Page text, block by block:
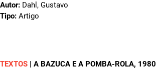
Autor: Dahl, Gustavo
Tipo: Artigo
TEXTOS | A BAZUCA E A POMBA-ROLA, 1980